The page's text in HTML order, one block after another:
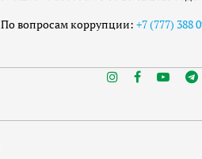
По вопросам коррупции: +7 (777) 388